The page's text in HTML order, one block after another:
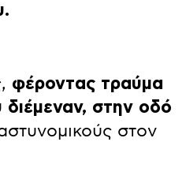
φέροντας τραύμα
διέμεναν, στην οδό
στον